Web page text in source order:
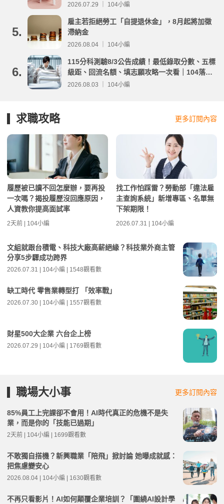
2026.07.29 ｜ 104小編
5.
雇主若拒絕勞工「自提退休金」，8月起將加徵
滯納金
2026.08.04 ｜ 104小編
6.
115分科測驗8/3公告成績！最低錄取分數、五標
級距、回流名額、填志願攻略一次看｜104落點
分析
2026.08.03 ｜ 104小編
求職攻略 更多訂閱內容
履歷被已讀不回怎麼辦，要再投
一次嗎？揭投履歷沒回應原因，
人資教你提高面試率
2天前 | 104小編
找工作怕踩雷？勞動部「違法雇
主查詢系統」新增專區、名單無
下架期限！
2026.07.31 | 104小編
文組就跟台積電、科技大廠高薪絕緣？科技業外商主管
分享5步驟成功跨界
2026.07.31 | 104小編 | 1548觀看數
缺工時代 零售業轉型打 「效率戰」
2026.07.30 | 104小編 | 1557觀看數
財星500大企業 六台企上榜
2026.07.29 | 104小編 | 1769觀看數
職場大小事 更多訂閱內容
85%員工上完課卻不會用！AI時代真正的危機不是失
業，而是你的「技能已過期」
2天前 | 104小編 | 1699觀看數
不敢獨自搭機？新興職業「陪飛」掀討論 她曝成就感：
把焦慮變安心
2026.08.04 | 104小編 | 1630觀看數
不再只看影片！AI如何顛覆企業培訓？「圍繞AI設計學